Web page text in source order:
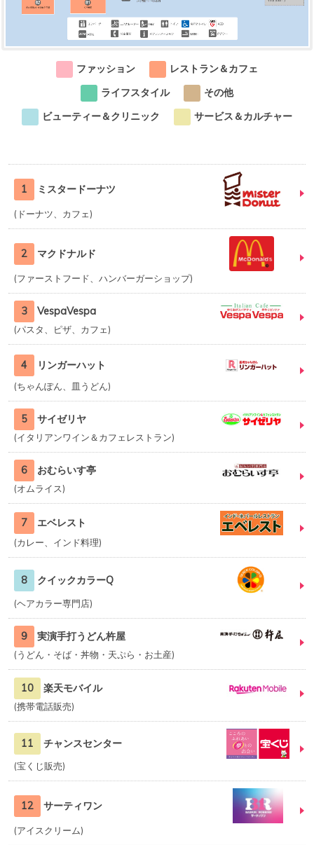
ファッション
レストラン＆カフェ
ライフスタイル
その他
ビューティー＆クリニック
サービス＆カルチャー
1 ミスタードーナツ
ドーナツ、カフェ
2 マクドナルド
ファーストフード、ハンバーガーショップ
3 VespaVespa
パスタ、ピザ、カフェ
4 リンガーハット
ちゃんぽん、皿うどん
5 サイゼリヤ
イタリアンワイン＆カフェレストラン
6 おむらいす亭
オムライス
7 エベレスト
カレー、インド料理
8 クイックカラーQ
ヘアカラー専門店
9 実演手打うどん杵屋
うどん・そば・丼物・天ぷら・お土産
10 楽天モバイル
携帯電話販売
11 チャンスセンター
宝くじ販売
12 サーティワン
アイスクリーム